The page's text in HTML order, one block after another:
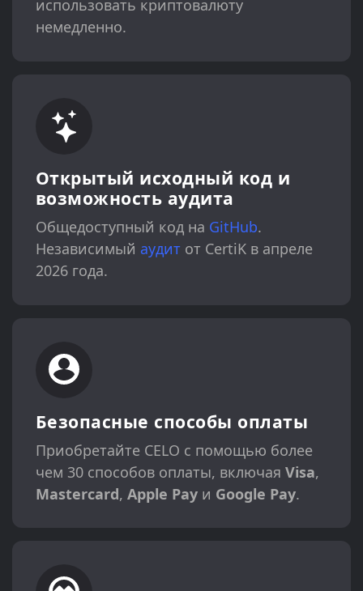
использовать криптовалюту
немедленно.
Открытый исходный код и
возможность аудита
Общедоступный код на GitHub.
Независимый аудитот CertiK в апреле
2026 года.
Безопасные способы оплаты
Приобретайте CELO с помощью более
чем 30 способов оплаты, включая Visa,
Mastercard, Apple Payи Google Pay.